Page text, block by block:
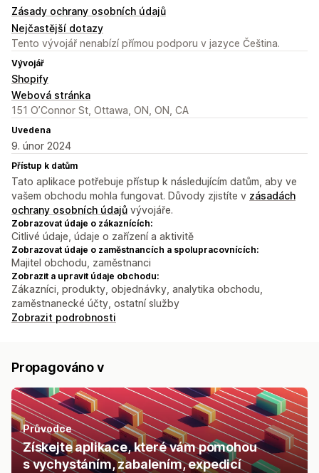
Zásady ochrany osobních údajů
Nejčastější dotazy
Tento vývojář nenabízí přímou podporu v jazyce Čeština.
Vývojář
Shopify
Webová stránka
151 O’Connor St, Ottawa, ON, ON, CA
Uvedena
9. únor 2024
Přístup k datům
Tato aplikace potřebuje přístup k následujícím datům, aby ve
vašem obchodu mohla fungovat. Důvody zjistíte v zásadách
ochrany osobních údajů vývojáře.
Zobrazovat údaje o zákaznících:
Citlivé údaje, údaje o zařízení a aktivitě
Zobrazovat údaje o zaměstnancích a spolupracovnících:
Majitel obchodu, zaměstnanci
Zobrazit a upravit údaje obchodu:
Zákazníci, produkty, objednávky, analytika obchodu,
zaměstnanecké účty, ostatní služby
Zobrazit podrobnosti
Propagováno v
Průvodce
Získejte aplikace, které vám pomohou
s vychystáním, zabalením, expedicí